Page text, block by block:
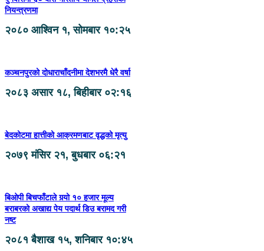
नियन्त्रणमा
२०८० आश्विन १, सोमबार १०:२५
कञ्चनपुरको दोधाराचाँदनीमा देशभरमै धेरै वर्षा
२०८३ असार १८, बिहीबार ०२:१६
बेदकोटमा हात्तीको आक्रमणबाट वृद्धको मृत्यु
२०७९ मंसिर २१, बुधबार ०६:२१
बिओपी बिचफाँटाले गर्‍यो १० हजार मूल्य
बराबरको अखाद्य पेय पदार्थ डिउ बरामद गरी
नष्ट
२०८१ बैशाख १५, शनिबार १०:४५